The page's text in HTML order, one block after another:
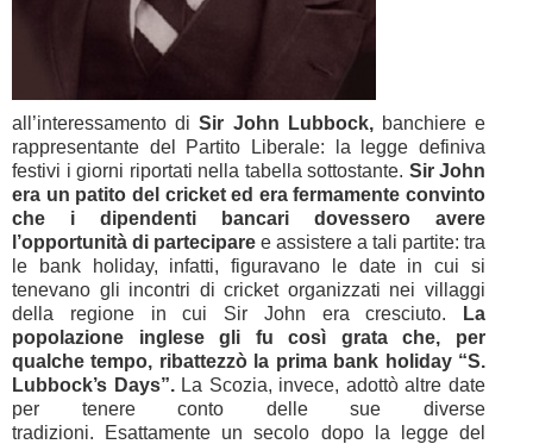
all’interessamento diSir John Lubbock,banchiere e
rappresentante del Partito Liberale: la legge definiva
festivi i giorni riportati nella tabella sottostante. Sir John
era un patito del cricket ed era fermamente convinto
che i dipendenti bancari dovessero avere
l’opportunità di partecipare e assistere a tali partite: tra
le bank holiday, infatti, figuravano le date in cui si
tenevano gli incontri di cricket organizzati nei villaggi
della regione in cui Sir John era cresciuto.
La
popolazione inglese gli fu così grata che, per
qualche tempo, ribattezzò la prima bank holiday “S.
Lubbock’s Days”. La Scozia, invece, adottò altre date
per tenere conto delle sue diverse
tradizioni. Esattamente un secolo dopo la legge del